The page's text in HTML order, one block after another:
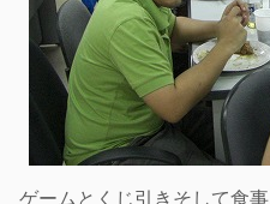
ゲームとくじ引きそして食